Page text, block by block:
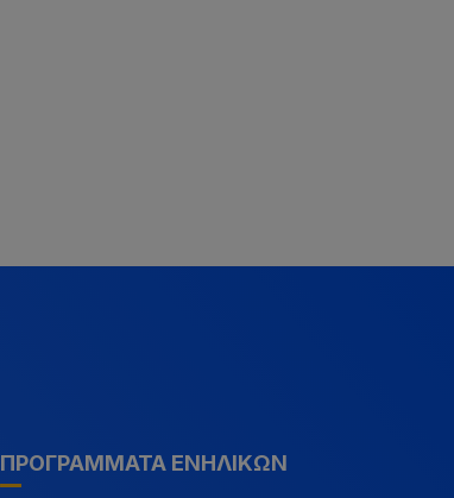
ΠΡΟΓΡΆΜΜΑΤΑ ΕΝΗΛΊΚΩΝ